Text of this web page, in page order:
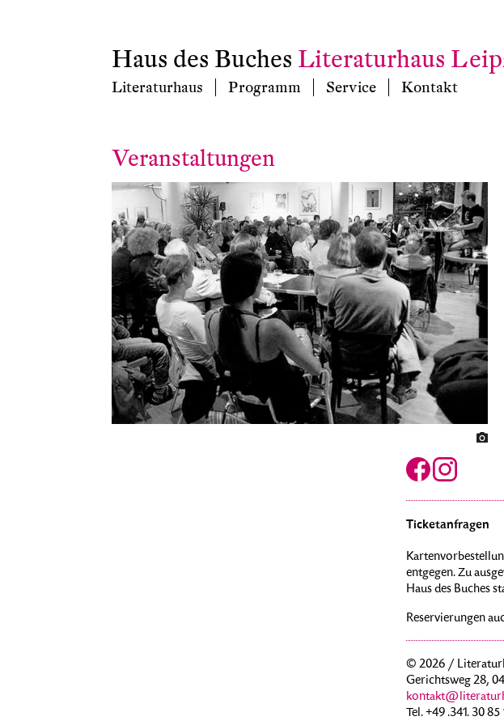
Haus des Buches Literaturhaus
Literaturhaus Programm Service Kontakt
Veranstaltungen
Ticketanfragen
entgegen. Zu
Haus des Buches
Reservierungen
© 2026 /
Gerichtsweg 28,
Tel. +49 .341. 30 85